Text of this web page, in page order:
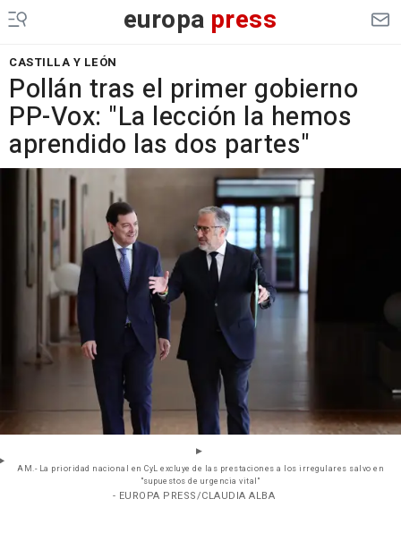
europa press
CASTILLA Y LEÓN
Pollán tras el primer gobierno
PP-Vox: "La lección la hemos
aprendido las dos partes"
AM.- La prioridad nacional en CyL excluye de las prestaciones a los irregulares salvo en
"supuestos de urgencia vital"
- EUROPA PRESS/CLAUDIA ALBA